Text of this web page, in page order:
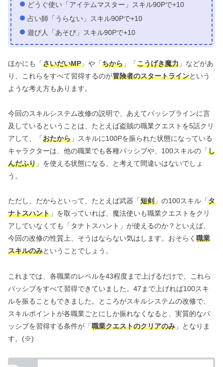
どうぐ使い「アイテムマスター」スキル90Pで+10
占い師「うらない」スキル90Pで+10
遊び人「あそび」スキル90Pで+10
ほかにも「さいだいMP 」や「ちから 」「こうげき魔力 」などがあ
り、これらをすべて習得するのが冒険者のスタートラインという
ような考え方もあります。
今回のスキルシステム改修の説明で、あえてパッシブラインに言
及しているということは、たとえば盗賊の職業クエストを5話クリ
アして、「おたから 」スキルに100Pを振られた状態になっている
キャラクターは、他の職業でも各種パッシブや、100スキルの「し
んだふり 」を使える状態になる、と考えて間違いはないでしょ
う。
ただし、だからといって、たとえば武器「短剣 」の100スキル「タ
ナトスハント 」を取っていれば、魔法使いも職業クエストをクリ
アしていなくても「タナトスハント」が使えるのか？といえば、
今回の改修の性質上、そうはならない気はします。おそらく 職業
スキルのみということでしょう。
これまでは、各職業のレベルを43程度まで上げるだけで、これら
パッシブをすべて習得できていました。47まで上げれば100スキ
ルを振ることもできました。ところがスキルシステムの改修で、
スキルポイントが各職業ごとにしか振れなくなると、実質的なパ
ッシブを習得する条件が「職業クエストのクリアのみ 」となりま
す。(※)